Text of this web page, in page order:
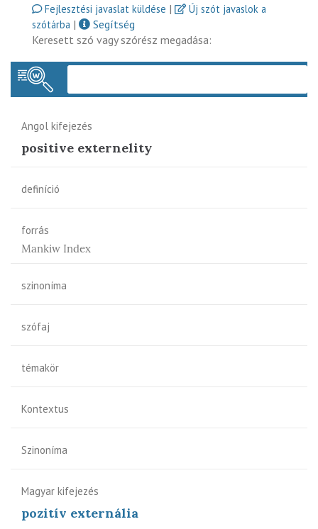
Fejlesztési javaslat küldése |
Új szót javaslok a
szótárba |
Segítség
Keresett szó vagy szórész megadása:
Angol kifejezés
positive externelity
definíció
forrás
Mankiw Index
szinoníma
szófaj
témakör
Kontextus
Szinoníma
Magyar kifejezés
pozitív externália